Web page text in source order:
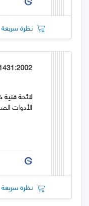
نظرة سريعة
لائحة فنية
الأدوات
نظرة سريعة